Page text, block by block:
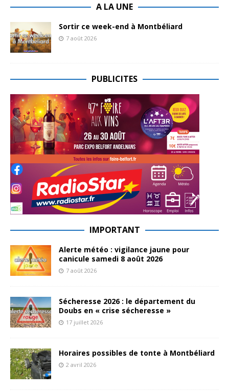
A LA UNE
Sortir ce week-end à Montbéliard
7 août 2026
PUBLICITES
IMPORTANT
Alerte météo : vigilance jaune pour
canicule samedi 8 août 2026
7 août 2026
Sécheresse 2026 : le département du
Doubs en « crise sécheresse »
17 juillet 2026
Horaires possibles de tonte à Montbéliard
2 avril 2026